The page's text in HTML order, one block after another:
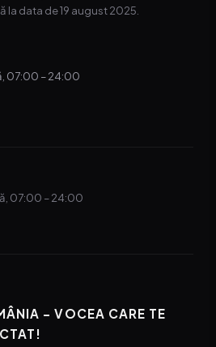
la data de 19 august 2025.
07:00 – 24:00
07:00 – 24:00
– VOCEA CARE TE